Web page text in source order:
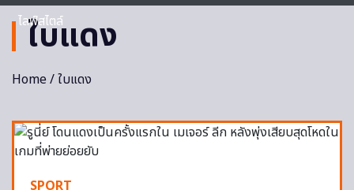
ไลฟ์สไตล์
ใบแดง
Home/ ใบแดง
SPORT